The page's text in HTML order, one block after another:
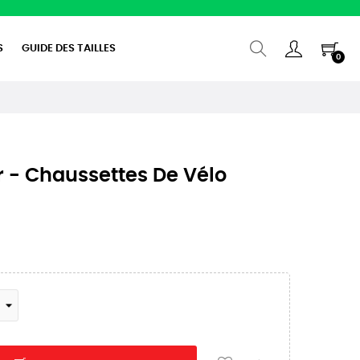
GUIDE DES TAILLES
0
- Chaussettes De Vélo